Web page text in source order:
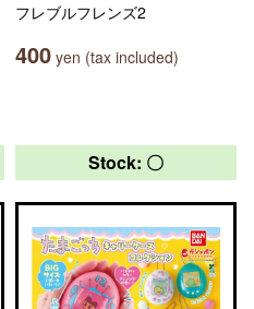
フレブルフレンズ2
400 yen (tax included)
Stock: 〇